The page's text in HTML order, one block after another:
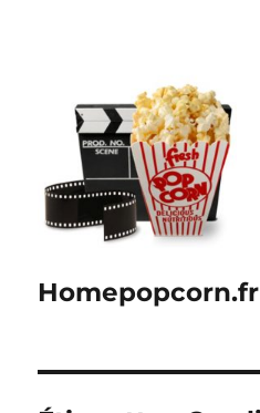
Homepopcorn.fr